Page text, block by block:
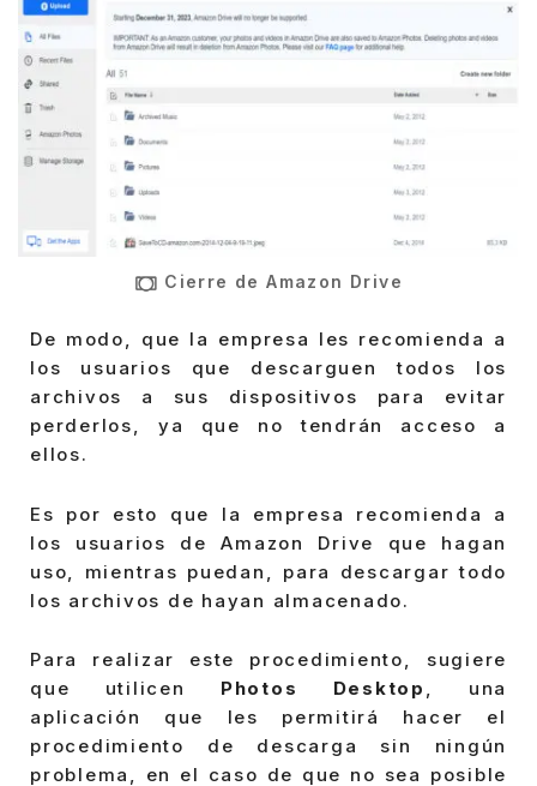
Cierre de Amazon Drive
De modo, que la empresa les recomienda a
los usuarios que descarguen todos los
archivos a sus dispositivos para evitar
perderlos, ya que no tendrán acceso a
ellos.
Es por esto que la empresa recomienda a
los usuarios de Amazon Drive que hagan
uso, mientras puedan, para descargar todo
los archivos de hayan almacenado.
Para realizar este procedimiento, sugiere
que utilicen Photos Desktop , una
aplicación que les permitirá hacer el
procedimiento de descarga sin ningún
problema, en el caso de que no sea posible